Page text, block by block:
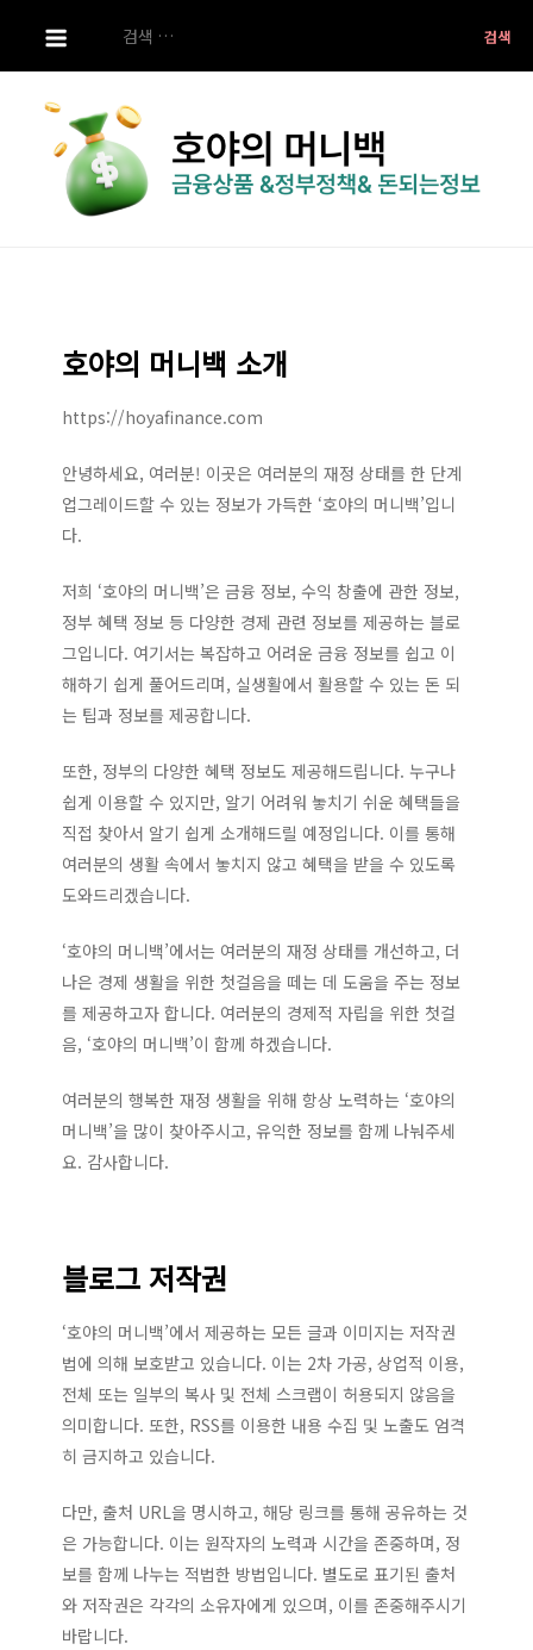
i
색:
호야의 머니백 소개
https://hoyafinance.com
안녕하세요, 여러분! 이곳은 여러분의 재정 상태를 한 단계
업그레이드할 수 있는 정보가 가득한 ‘호야의 머니백’입니
다.
저희 ‘호야의 머니백’은 금융 정보, 수익 창출에 관한 정보,
정부 혜택 정보 등 다양한 경제 관련 정보를 제공하는 블로
그입니다. 여기서는 복잡하고 어려운 금융 정보를 쉽고 이
해하기 쉽게 풀어드리며, 실생활에서 활용할 수 있는 돈 되
는 팁과 정보를 제공합니다.
또한, 정부의 다양한 혜택 정보도 제공해드립니다. 누구나
쉽게 이용할 수 있지만, 알기 어려워 놓치기 쉬운 혜택들을
직접 찾아서 알기 쉽게 소개해드릴 예정입니다. 이를 통해
여러분의 생활 속에서 놓치지 않고 혜택을 받을 수 있도록
도와드리겠습니다.
‘호야의 머니백’에서는 여러분의 재정 상태를 개선하고, 더
나은 경제 생활을 위한 첫걸음을 떼는 데 도움을 주는 정보
를 제공하고자 합니다. 여러분의 경제적 자립을 위한 첫걸
음, ‘호야의 머니백’이 함께 하겠습니다.
여러분의 행복한 재정 생활을 위해 항상 노력하는 ‘호야의
머니백’을 많이 찾아주시고, 유익한 정보를 함께 나눠주세
요. 감사합니다.
블로그 저작권
‘호야의 머니백’에서 제공하는 모든 글과 이미지는 저작권
법에 의해 보호받고 있습니다. 이는 2차 가공, 상업적 이용,
전체 또는 일부의 복사 및 전체 스크랩이 허용되지 않음을
의미합니다. 또한, RSS를 이용한 내용 수집 및 노출도 엄격
히 금지하고 있습니다.
다만, 출처 URL을 명시하고, 해당 링크를 통해 공유하는 것
은 가능합니다. 이는 원작자의 노력과 시간을 존중하며, 정
보를 함께 나누는 적법한 방법입니다. 별도로 표기된 출처
와 저작권은 각각의 소유자에게 있으며, 이를 존중해주시기
바랍니다.